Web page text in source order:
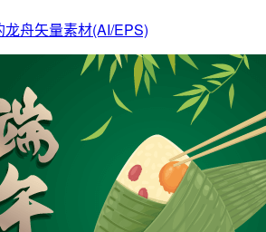
舟矢量素材(AI/EPS)